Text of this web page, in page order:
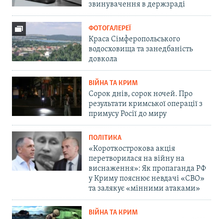
звинувачення в держзраді
ФОТОГАЛЕРЕЇ
Краса Сімферопольського
водосховища та занедбаність
довкола
ВІЙНА ТА КРИМ
Сорок днів, сорок ночей. Про
результати кримської операції з
примусу Росії до миру
ПОЛІТИКА
«Короткострокова акція
перетворилася на війну на
виснаження»: Як пропаганда РФ
у Криму пояснює невдачі «СВО»
та залякує «мінними атаками»
ВІЙНА ТА КРИМ